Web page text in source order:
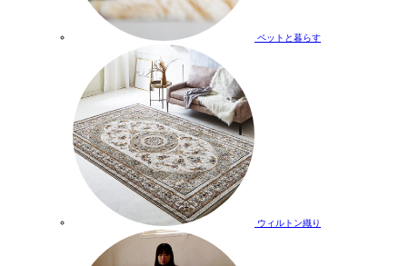
ペットと暮らす
ウィルトン織り